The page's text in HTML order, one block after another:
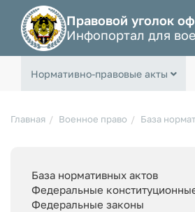
Правовой уголок
Инфопортал для
Нормативно-правовые акты
Главная Военное право База
База нормативных актов
Федеральные
Федеральные законы